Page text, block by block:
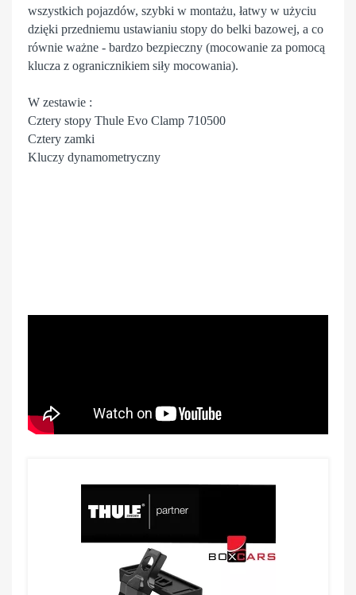
wszystkich pojazdów, szybki w montażu, łatwy w użyciu
dzięki przedniemu ustawianiu stopy do belki bazowej, a co
równie ważne - bardzo bezpieczny (mocowanie za pomocą
klucza z ogranicznikiem siły mocowania).
W zestawie :
Cztery stopy Thule Evo Clamp 710500
Cztery zamki
Kluczy dynamometryczny